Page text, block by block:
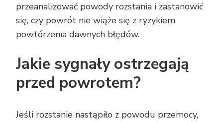
przeanalizować powody rozstania i zastanowić
się, czy powrót nie wiąże się z ryzykiem
powtórzenia dawnych błędów.
Jakie sygnały ostrzegają
przed powrotem?
Jeśli rozstanie nastąpiło z powodu przemocy,